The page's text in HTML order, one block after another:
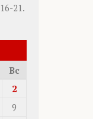
21.
Вс
2
9